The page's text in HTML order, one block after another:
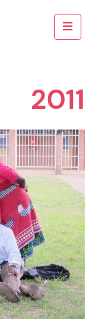
2011